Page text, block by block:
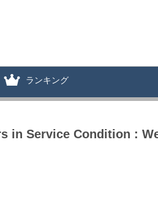
ランキング
in Service Condition :